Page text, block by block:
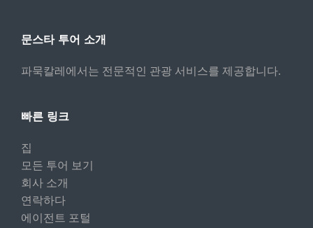
문스타 투어 소개
파묵칼레에서는 전문적인 관광 서비스를 제공합니다.
빠른 링크
집
모든 투어 보기
회사 소개
연락하다
에이전트 포털